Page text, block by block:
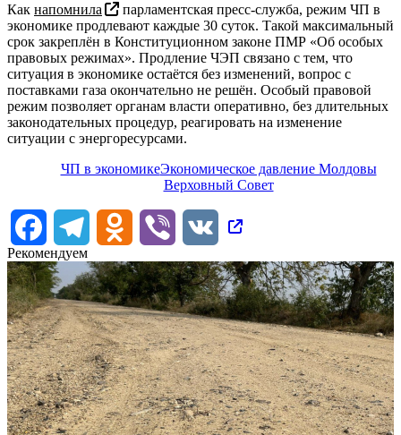
Как напомнила
парламентская пресс-служба, режим ЧП в
экономике продлевают каждые 30 суток. Такой максимальный
срок закреплён в Конституционном законе ПМР «Об особых
правовых режимах». Продление ЧЭП связано с тем, что
ситуация в экономике остаётся без изменений, вопрос с
поставками газа окончательно не решён. Особый правовой
режим позволяет органам власти оперативно, без длительных
законодательных процедур, реагировать на изменение
ситуации с энергоресурсами.
ЧП в экономикеЭкономическое давление Молдовы
Верховный Совет
FacebookTelegram Odnoklassniki
Viber
VK
Рекомендуем